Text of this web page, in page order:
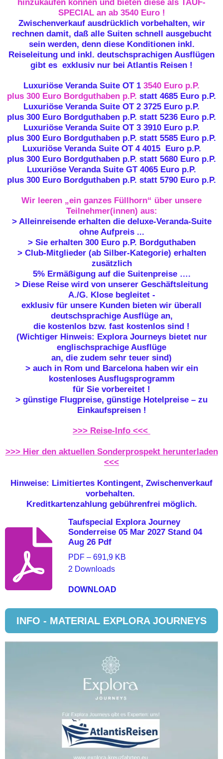
hinzukaufen können und bieten diese als
TAUF-
SPECIAL an ab 3540 Euro !
Zwischenverkauf ausdrücklich vorbehalten, wir
rechnen damit, daß alle Suiten schnell ausgebucht
sein werden, denn diese Konditionen inkl.
Reiseleitung und inkl. deutschsprachigen Ausflügen
gibt es exklusiv nur bei Atlantis Reisen !
Luxuriöse Veranda Suite OT 1 3540 Euro p.P.
plus 300 Euro Bordguthaben p.P. statt 4685 Euro p.P.
Luxuriöse Veranda Suite OT 2 3725 Euro p.P.
plus 300 Euro Bordguthaben p.P. statt 5236 Euro p.P.
Luxuriöse Veranda Suite OT 3 3910 Euro p.P.
plus 300 Euro Bordguthaben p.P. statt 5585 Euro p.P.
Luxuriöse Veranda Suite OT 4 4015 Euro p.P.
plus 300 Euro Bordguthaben p.P. statt 5680 Euro p.P.
Luxuriöse Veranda Suite GT 4065 Euro p.P.
plus 300 Euro Bordguthaben p.P. statt 5790 Euro p.P.
Wir leeren „ein ganzes Füllhorn“ über unsere
Teilnehmer(innen) aus:
> Alleinreisendeerhalten die deluxe-Veranda-Suite
ohne Aufpreis...
> Sie erhalten300 Euro p.P. Bordguthaben
> Club-Mitglieder(ab Silber-Kategorie) erhalten
zusätzlich
5% Ermäßigung auf die Suitenpreise ….
> Diese Reise wird von unserer Geschäftsleitung
A./G. Klose begleitet-
exklusiv für unsere Kunden bieten wir überall
deutschsprachige Ausflügean,
die kostenlos bzw. fast kostenlos sind !
(Wichtiger Hinweis: Explora Journeys bietet nur
englischsprachige Ausflüge
an, die zudem sehr teuer sind)
> auch in Rom und Barcelona haben wir ein
kostenloses Ausflugsprogramm
für Sie vorbereitet !
> günstige Flugpreise, günstige Hotelpreise – zu
Einkaufspreisen !
>>> Reise-Info <<<
>>> Hier den aktuellen Sonderprospekt herunterladen
<<<
Hinweise: Limitiertes Kontingent, Zwischenverkauf
vorbehalten.
Kreditkartenzahlung gebührenfrei möglich.
Taufspecial Explora Journey
Sonderreise 05 Mar 2027 Stand 04
Aug 26 Pdf
PDF – 691,9 KB
2 Downloads
DOWNLOAD
INFO - MATERIAL EXPLORA JOURNEYS